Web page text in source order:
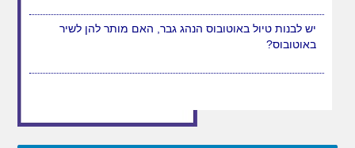
יש לבנות טיול באוטובוס הנהג גבר, האם מותר להן לשיר
באוטובוס?